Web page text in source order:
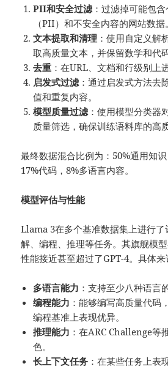
PII和安全过滤：过滤掉可能包
（PII）和不安全内容的网站数据。
文本提取和清理 ：使用自定义解
取高质量文本，并保留数学和代
去重 ：在URL、文档和行级别上
启发式过滤：通过启发式方法去
值和重复内容。
模型质量过滤：使用模型分类器
质量筛选，确保训练语料库的高质
最终数据混合比例为：50%通用知
17%代码，8%多语言内容。
模型评估与性能
Llama 3在多个基准数据集上进行了
解、编程、推理等任务。其旗舰模
性能接近甚至超过了GPT-4。具体来
多语言能力 ：支持至少八种语言
编程能力 ：能够编写高质量代
编程基准上表现优异。
推理能力 ：在ARC Challenge等
色。
长上下文任务 ：在某些任务上表